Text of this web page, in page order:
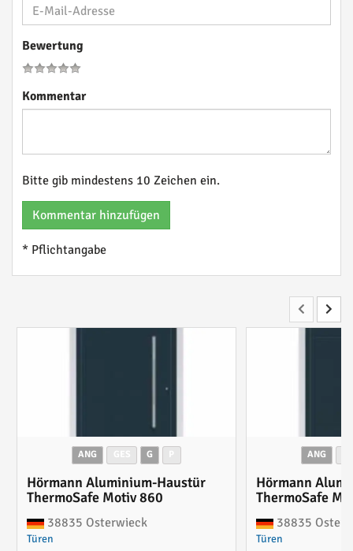
Bewertung
Kommentar
Bitte gib mindestens 10 Zeichen ein.
Kommentar hinzufügen
* Pflichtangabe
ANG G
Hörmann Aluminium-Haustür
ThermoSafe Motiv 860
38835 Osterwieck
Türen
ANG
Hörmann
ThermoSafe
38835
Türen